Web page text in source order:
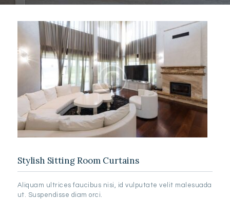
Stylish Sitting Room Curtains
Aliquam ultrices faucibus nisi, id vulputate velit malesuada
ut. Suspendisse diam orci.